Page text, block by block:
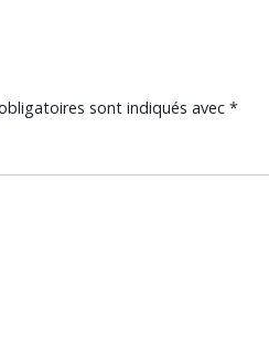
sont indiqués avec *